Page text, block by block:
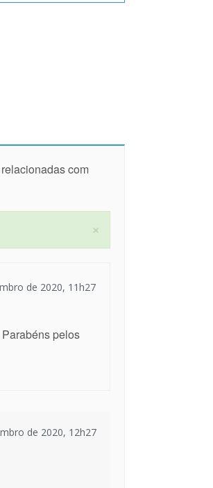
com
×
de 2020, 11h27
pelos
de 2020, 12h27